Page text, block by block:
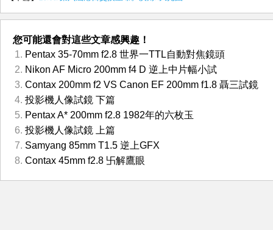
您可能還會對這些文章感興趣！
Pentax 35-70mm f2.8 世界一TTL自動對焦鏡頭
Nikon AF Micro 200mm f4 D 逆上中片幅小試
Contax 200mm f2 VS Canon EF 200mm f1.8 聶三試鏡
投影機人像試鏡 下篇
Pentax A* 200mm f2.8 1982年的六枚玉
投影機人像試鏡 上篇
Samyang 85mm T1.5 逆上GFX
Contax 45mm f2.8 卐解鷹眼